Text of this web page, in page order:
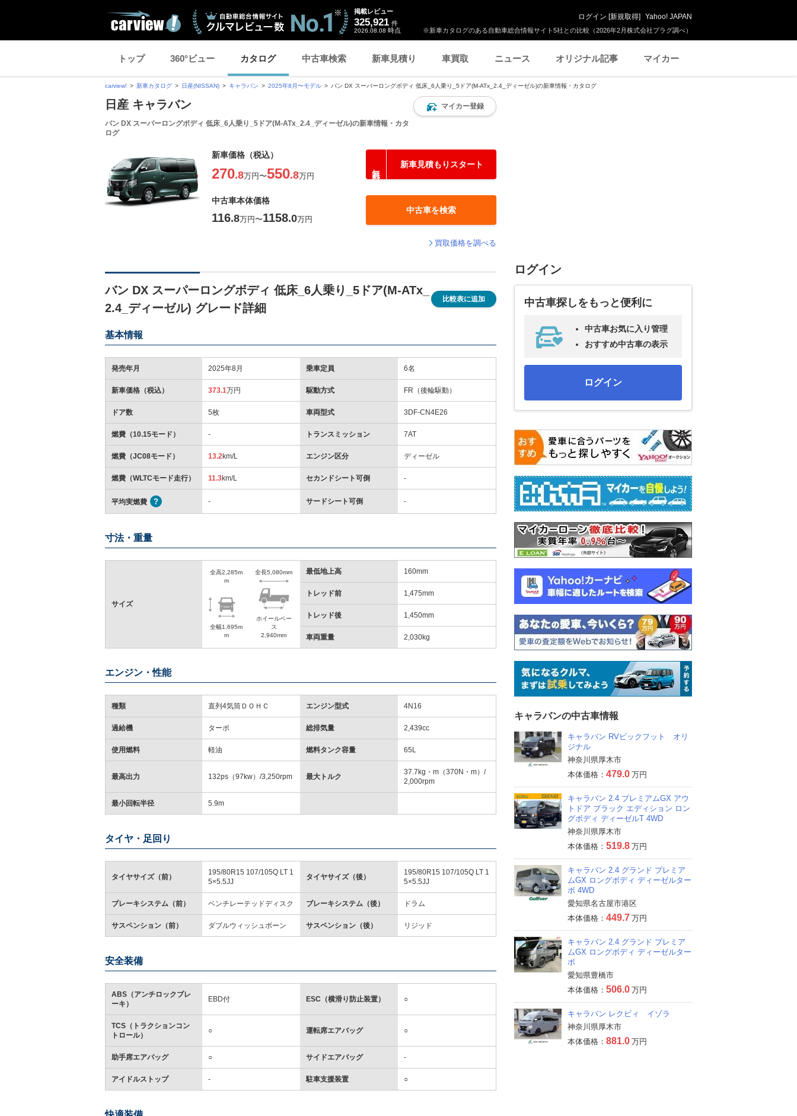
※新車カタログのある自動車総合情報サイト5社との比較（2026年2月株式会社プラグ調べ）
掲載レビュー
325,921 件
2026.08.08 時点
ログイン [新規取得] Yahoo! JAPAN
トップ 360°ビュー カタログ 中古車検索 新車見積り 車買取 ニュース オリジナル記事 マイカー
carview! 新車カタログ 日産(NISSAN) キャラバン 2025年8月〜モデル バン DX スーパーロングボディ 低床_6人乗り_5ドア(M-ATx_2.4_ディーゼル)の新車情報・カタログ
日産 キャラバン
バン DX スーパーロングボディ 低床_6人乗り_5ドア(M-ATx_2.4_ディーゼル)の新車情報・カタ
ログ
マイカー登録
新車価格（税込）
270.8万円〜550.8万円
新車見積もりスタート
中古車本体価格
116.8万円〜1158.0万円
中古車を検索
買取価格を調べる
バン DX スーパーロングボディ 低床_6人乗り_5ドア(M-ATx_
2.4_ディーゼル) グレード詳細
比較表に追加
基本情報
発売年月 2025年8月 乗車定員 6名
新車価格（税込） 373.1万円 駆動方式 FR（後輪駆動）
ドア数 5枚 車両型式 3DF-CN4E26
燃費（10.15モード） - トランスミッション 7AT
燃費（JC08モード） 13.2km/L エンジン区分 ディーゼル
燃費（WLTCモード走行） 11.3km/L セカンドシート可倒 -
平均実燃費 - サードシート可倒 -
寸法・重量
サイズ
全高2,285m
m
全幅1,695m
m
全長5,080mm
ホイールベー
ス
2,940mm
最低地上高 160mm
トレッド前 1,475mm
トレッド後 1,450mm
車両重量 2,030kg
エンジン・性能
種類 直列4気筒ＤＯＨＣ エンジン型式 4N16
過給機 ターボ 総排気量 2,439cc
使用燃料 軽油 燃料タンク容量 65L
最高出力 132ps（97kw）/3,250rpm 最大トルク
37.7kg・m（370N・m）/
2,000rpm
最小回転半径 5.9m
タイヤ・足回り
タイヤサイズ（前）
195/80R15 107/105Q LT 1
5×5.5JJ
タイヤサイズ（後）
195/80R15 107/105Q LT 1
5×5.5JJ
ブレーキシステム（前） ベンチレーテッドディスク ブレーキシステム（後） ドラム
サスペンション（前） ダブルウィッシュボーン サスペンション（後） リジッド
安全装備
ABS（アンチロックブレ
ーキ）
EBD付 ESC（横滑り防止装置） ○
TCS（トラクションコン
トロール）
○ 運転席エアバッグ ○
助手席エアバッグ ○ サイドエアバッグ -
アイドルストップ - 駐車支援装置 ○
ログイン
中古車探しをもっと便利に
中古車お気に入り管理
おすすめ中古車の表示
ログイン
キャラバンの中古車情報
キャラバン RVビックフット オリ
ジナル
神奈川県厚木市
本体価格： 479.0 万円
キャラバン 2.4 プレミアムGX アウ
トドア ブラック エディション ロン
グボディ ディーゼルT 4WD
神奈川県厚木市
本体価格： 519.8 万円
キャラバン 2.4 グランド プレミア
ムGX ロングボディ ディーゼルター
ボ 4WD
愛知県名古屋市港区
本体価格： 449.7 万円
キャラバン 2.4 グランド プレミア
ムGX ロングボディ ディーゼルター
ボ
愛知県豊橋市
本体価格： 506.0 万円
キャラバン レクビィ イゾラ
神奈川県厚木市
本体価格： 881.0 万円